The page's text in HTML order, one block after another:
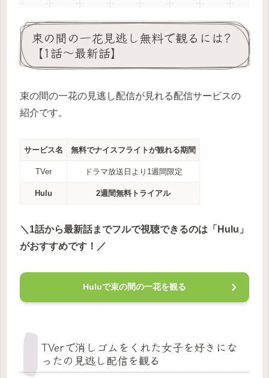
束の間の一花見逃し無料で観るには?
【1話～最新話】
束の間の一花の見逃し配信が見れる配信サービスの
紹介です。
サービス名 無料でナイスフライトが観れる期間
TVer ドラマ放送日より1週間限定
Hulu 2週間無料トライアル
＼1話から最新話までフルで視聴できるのは「Hulu」
がおすすめです！／
Huluで束の間の一花を観る
TVerで消しゴムをくれた女子を好きにな
ったの見逃し配信を観る